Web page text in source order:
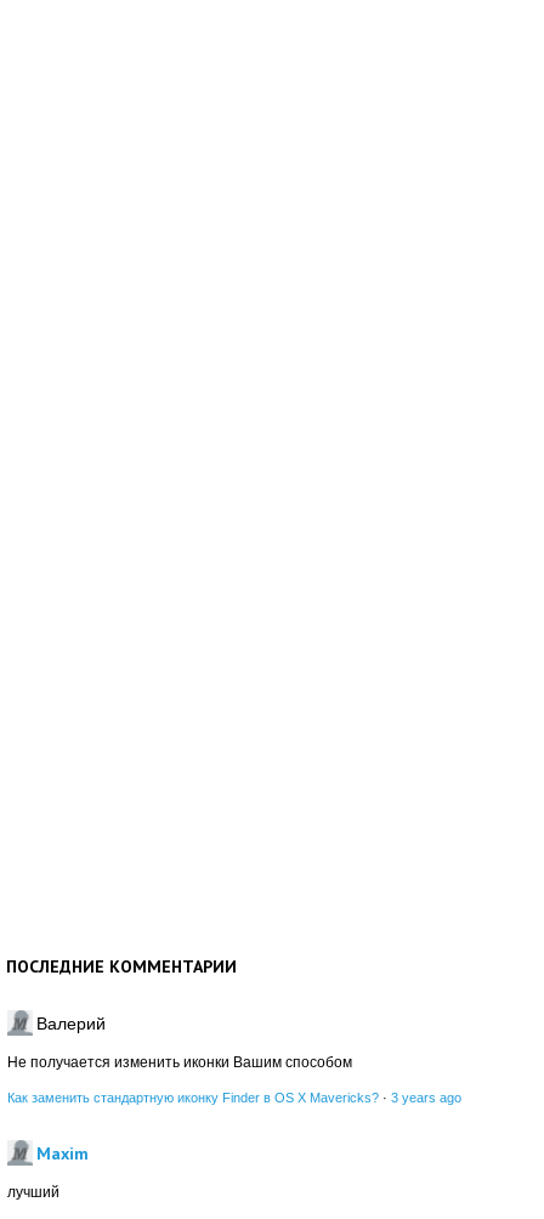
ПОСЛЕДНИЕ КОММЕНТАРИИ
Валерий
Не получается изменить иконки Вашим способом
Как заменить стандартную иконку Finder в OS X Mavericks? · 3 years ago
Maxim
лучший